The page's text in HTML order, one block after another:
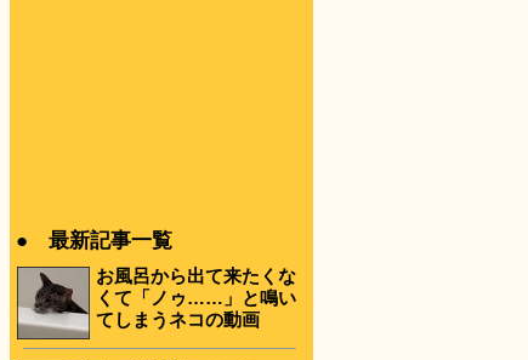
● 最新記事一覧
お風呂から出て来たくな
くて「ノゥ……」と鳴い
てしまうネコの動画